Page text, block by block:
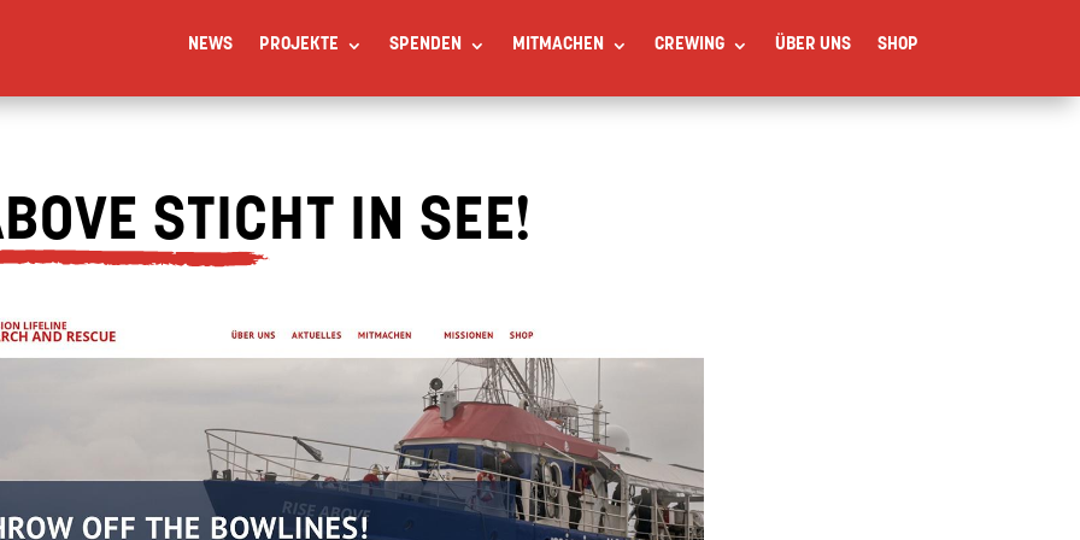
NEWS PROJEKTE SPENDEN MITMACHEN CREWING ÜBER UNS SHOP
STICHT IN SEE!